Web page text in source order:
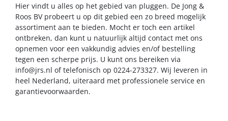
Hier vindt u alles op het gebied van pluggen. De Jong &
Roos BV probeert u op dit gebied een zo breed mogelijk
assortiment aan te bieden. Mocht er toch een artikel
ontbreken, dan kunt u natuurlijk altijd contact met ons
opnemen voor een vakkundig advies en/of bestelling
tegen een scherpe prijs. U kunt ons bereiken via
info@jrs.nl of telefonisch op 0224-273327. Wij leveren in
heel Nederland, uiteraard met professionele service en
garantievoorwaarden.